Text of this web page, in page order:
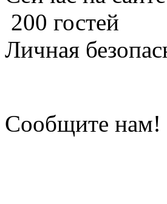
200 гостей
Личная
Сообщите нам!